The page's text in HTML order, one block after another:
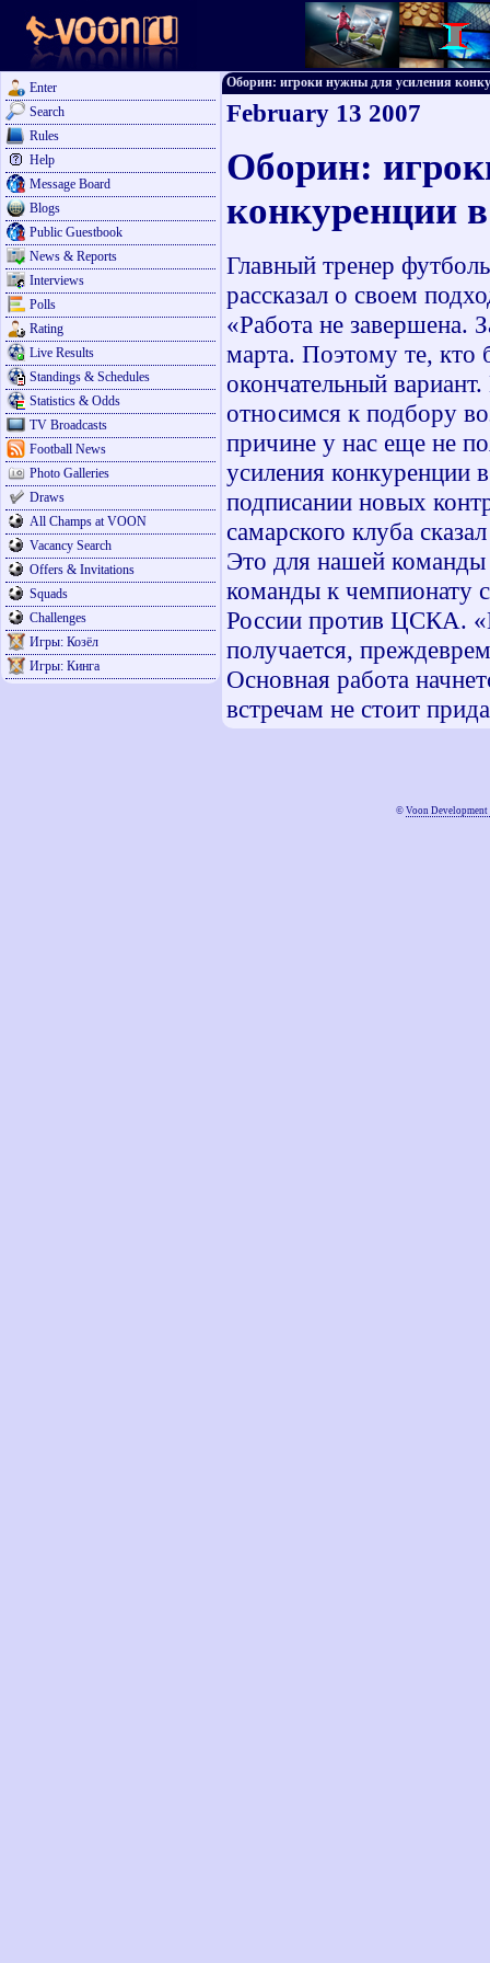
Enter
Search
Rules
Help
Message Board
Blogs
Public Guestbook
News & Reports
Interviews
Polls
Rating
Live Results
Standings & Schedules
Statistics & Odds
TV Broadcasts
Football News
Photo Galleries
Draws
All Champs at VOON
Vacancy Search
Offers & Invitations
Squads
Challenges
Игры: Козёл
Игры: Кинга
Оборин: игроки нужны для усиления
February 13 2007
Оборин:
конкуренции
Главный тренер
рассказал о своем
«Работа не завершена.
марта. Поэтому те, кто
окончательный
относимся к подбору
причине у нас еще не
усиления
подписании новых
самарского клуба
Это для нашей
команды к чемпионату
России против ЦСКА.
получается,
Основная работа
встречам не стоит
© Voon Development